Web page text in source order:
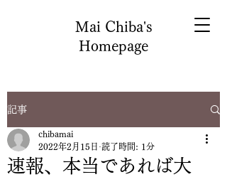
Mai Chiba's
Homepage
記事
速報、本当であれば大
chibamai
2022年2月15日 読了時間: 1分